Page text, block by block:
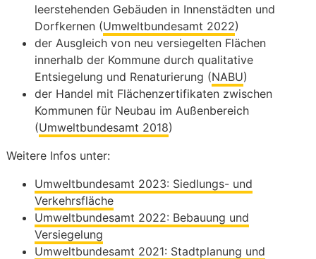
leerstehenden Gebäuden in Innenstädten und
Dorfkernen (Umweltbundesamt 2022)
der Ausgleich von neu versiegelten Flächen
innerhalb der Kommune durch qualitative
Entsiegelung und Renaturierung (NABU)
der Handel mit Flächenzertifikaten zwischen
Kommunen für Neubau im Außenbereich
(Umweltbundesamt 2018)
Weitere Infos unter:
Umweltbundesamt 2023: Siedlungs- und
Verkehrsfläche
Umweltbundesamt 2022: Bebauung und
Versiegelung
Umweltbundesamt 2021: Stadtplanung und